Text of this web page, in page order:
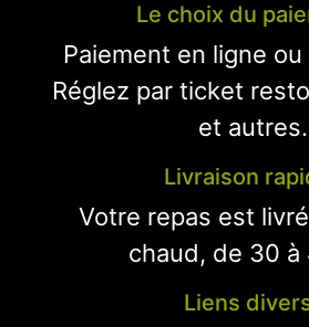
Le choix du
Paiement en ligne
Réglez par ticket
et
Livraison
Votre repas est
chaud, de 30 à
Liens